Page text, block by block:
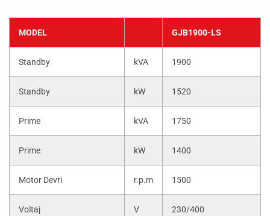
MODEL GJB1900-LS
Standby kVA 1900
Standby kW 1520
Prime kVA 1750
Prime kW 1400
Motor Devri r.p.m 1500
Voltaj V 230/400